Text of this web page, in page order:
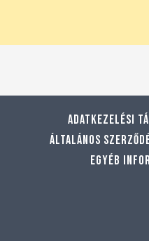
Adatkezelési
Általános
Egyéb